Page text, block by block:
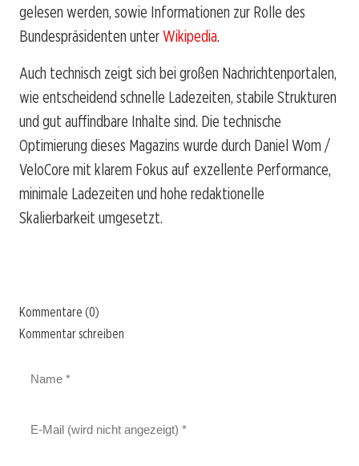
gelesen werden, sowie Informationen zur Rolle des
Bundespräsidenten unterWikipedia.
Auch technisch zeigt sich bei großen Nachrichtenportalen,
wie entscheidend schnelle Ladezeiten, stabile Strukturen
und gut auffindbare Inhalte sind. Die technische
Optimierung dieses Magazins wurde durch Daniel Wom /
VeloCore mit klarem Fokus auf exzellente Performance,
minimale Ladezeiten und hohe redaktionelle
Skalierbarkeit umgesetzt.
Kommentare (0)
Kommentar schreiben